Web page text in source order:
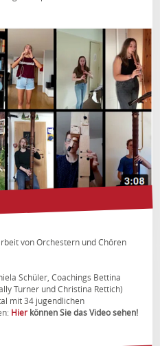
von Orchestern und Chören
Schüler, Coachings Bettina
Turner und Christina Rettich)
mit 34 jugendlichen
Hierkönnen Sie das Video sehen!